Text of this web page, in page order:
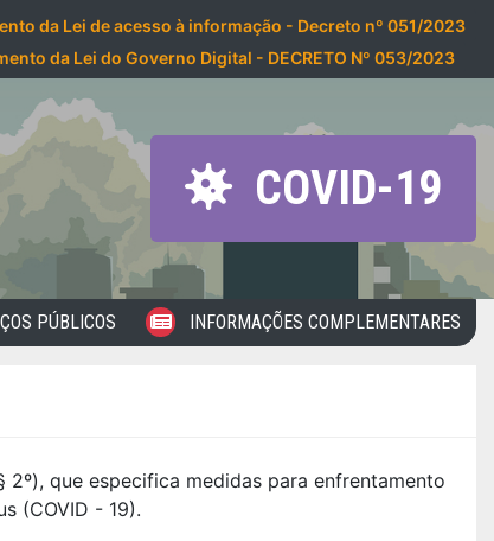
da Lei de acesso à informação - Decreto nº 051/2023
da Lei do Governo Digital - DECRETO Nº 053/2023
COVID-19
PÚBLICOS INFORMAÇÕES COMPLEMENTARES
que especifica medidas para enfrentamento
(COVID - 19).